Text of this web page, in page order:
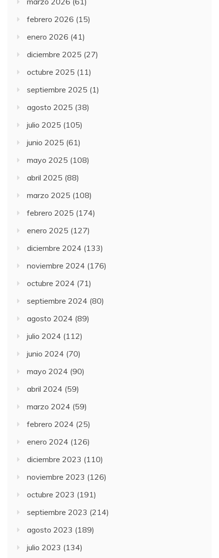
febrero 2026 (15)
enero 2026 (41)
diciembre 2025 (27)
octubre 2025 (11)
septiembre 2025 (1)
agosto 2025 (38)
julio 2025 (105)
junio 2025 (61)
mayo 2025 (108)
abril 2025 (88)
marzo 2025 (108)
febrero 2025 (174)
enero 2025 (127)
diciembre 2024 (133)
noviembre 2024 (176)
octubre 2024 (71)
septiembre 2024 (80)
agosto 2024 (89)
julio 2024 (112)
junio 2024 (70)
mayo 2024 (90)
abril 2024 (59)
marzo 2024 (59)
febrero 2024 (25)
enero 2024 (126)
diciembre 2023 (110)
noviembre 2023 (126)
octubre 2023 (191)
septiembre 2023 (214)
agosto 2023 (189)
julio 2023 (134)